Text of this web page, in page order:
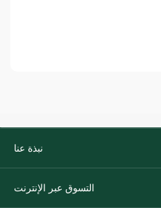
نبذة عنا
التسوق عبر الإنترنت